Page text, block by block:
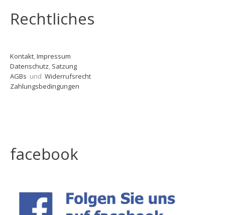
Rechtliches
Kontakt Impressum
Datenschutz Satzung
AGBs und Widerrufsrecht
Zahlungsbedingungen
facebook